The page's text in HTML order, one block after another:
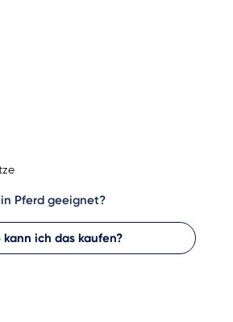
Pferd geeignet?
kann ich das kaufen?